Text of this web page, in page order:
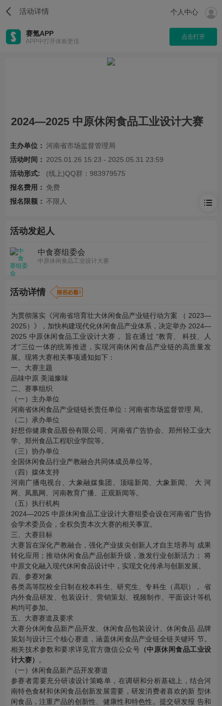
活动详情 个人中心
赛氪APP
APP中打开体验更佳
点击打开
2024—2025 中原休闲食品工业设计大赛
主办单位： 河南省市场监督管理局
活动时间： 2025.01.26 15:23 - 2025.05.31 23:59
活动形式:
(线上)QQ群：983979575
报名费用： 免费
报名限额： 不限人
活动发起人
中食赛组委会
中原休闲食品工业设计大赛
活动详情
为贯彻落实《河南省培育壮大休闲食品产业链行动方案 （ 2023—
2025）》，加快构建现代化休闲食品产业体系，决定举办 2024—
2025 中原休闲食品工业设计大赛， 旨在通过 “教育、 科技、人
才”三位一体的统筹推进，实现河南休闲食品产业链的高质量发
展。现将大赛相关事项通知如下：
一、大赛主题
品味中原 美滋豫味
二、赛事组织
（一）主办单位
河南省休闲食品产业链链长责任单位：河南省市场监督管理 局。
（二）承办单位
好想你健康食品股份有限公司、河南省广告协会、郑州轻工业大
学、郑州食品工程职业学院等。
（三）协办单位
全国休闲食品行业产教融合共同体成员单位等。
（四）媒体支持
河南广播电视台、大象融媒集团、顶端新闻、大象新闻、 大 河
网、凤凰网、河南教育广播、正观新闻等。
（五）执行机构
2024—2025 中原休闲食品工业设计大赛组委会设在河南省广告协
会学术委员会，全权负责本次大赛的相关事宜。
三、大赛目标
大赛旨在深化产教融合，强化产业拔尖创新人才自主培养与 成果
转化应用；推动休闲食品产品创新升级，激发行业创新活力； 将
中原文化融入现代休闲食品设计中，实现文化传承与创新发展。
四、参赛对象
各类高等院校全日制在校本科生、研究生、专科生（高职）， 省
内外食品研发、包装设计、营销策划、视频制作、平面设计等机
构均可参加。
五、大赛赛道及要求
大赛分休闲食品新产品开发、休闲食品包装设计、休闲食品 品牌
策划与设计三个核心赛道，涵盖休闲食品产业链全链关键环 节。
相关技术参数和要求详见官方微信公众号 （中原休闲食品工业设
计大赛）
。
（一）休闲食品新产品开发赛道
参赛者需要充分研读设计策略单，在调研和分析基础上，结合河
南特色食材和休闲食品创新发展需要，研发消费者喜欢的新 型休
闲食品，注重产品的创新性、健康性和特色性。提交研发报 告和